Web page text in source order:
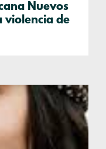
Nuevos
violencia de